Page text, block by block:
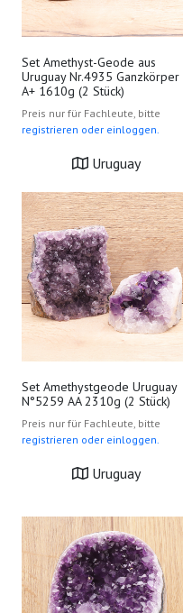
Set Amethyst-Geode aus
Uruguay Nr.4935 Ganzkörper
A+ 1610g (2 Stück)
Preis nur für Fachleute, bitte
registrieren oder einloggen.
Uruguay
Set Amethystgeode Uruguay
N°5259 AA 2310g (2 Stück)
Preis nur für Fachleute, bitte
registrieren oder einloggen.
Uruguay